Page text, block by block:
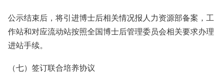
公示结束后，将引进博士后相关情况报人力资源部备案，工
作站和对应流动站按照全国博士后管理委员会相关要求办理
进站手续。
（七）签订联合培养协议